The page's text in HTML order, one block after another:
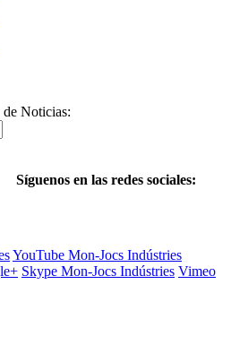
de Noticias:
Síguenos en las redes sociales:
YouTube Mon-Jocs Indústries
Skype Mon-Jocs Indústries Vimeo